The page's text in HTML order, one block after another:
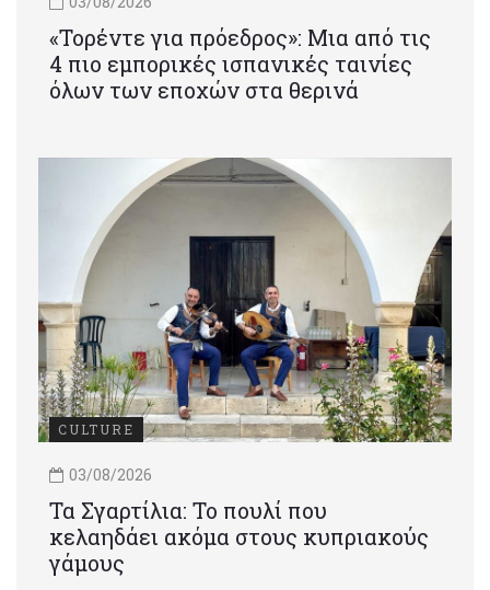
«Τορέντε για πρόεδρος»: Mια από τις
4 πιο εμπορικές ισπανικές ταινίες
όλων των εποχών στα θερινά
CULTURE
03/08/2026
Τα Σγαρτίλια: Το πουλί που
κελαηδάει ακόμα στους κυπριακούς
γάμους